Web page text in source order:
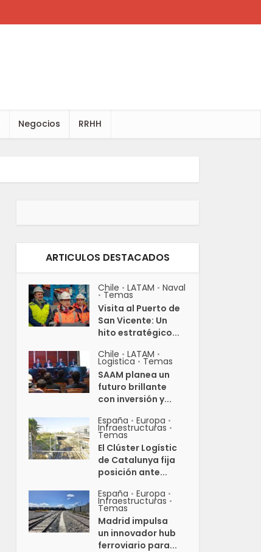
Negocios RRHH
ARTICULOS DESTACADOS
Chile • LATAM • Naval
• Temas
Visita al Puerto de
San Vicente: Un
hito estratégico...
Chile • LATAM •
Logistica • Temas
SAAM planea un
futuro brillante
con inversión y...
España • Europa •
Infraestructuras •
Temas
El Clúster Logístic
de Catalunya fija
posición ante...
España • Europa •
Infraestructuras •
Temas
Madrid impulsa
un innovador hub
ferroviario para...